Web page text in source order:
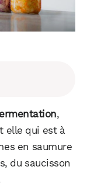
,
elle qui est à
en saumure
du saucisson